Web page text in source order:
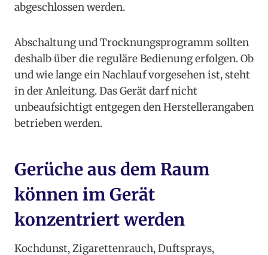
abgeschlossen werden.
Abschaltung und Trocknungsprogramm sollten
deshalb über die reguläre Bedienung erfolgen. Ob
und wie lange ein Nachlauf vorgesehen ist, steht
in der Anleitung. Das Gerät darf nicht
unbeaufsichtigt entgegen den Herstellerangaben
betrieben werden.
Gerüche aus dem Raum
können im Gerät
konzentriert werden
Kochdunst, Zigarettenrauch, Duftsprays,